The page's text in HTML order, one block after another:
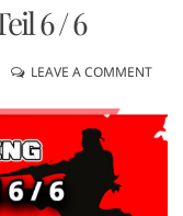
6 / 6
LEAVE A COMMENT